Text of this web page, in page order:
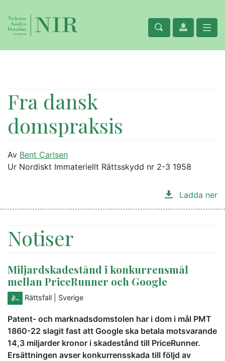
Fra dansk
domspraksis
Av Bent Carlsen
Ur Nordiskt Immateriellt Rättsskydd nr 2-3 1958
Ladda ner
Notiser
Miljardskadestånd i konkurrensmål
mellan PriceRunner och Google
Rättsfall | Sverige
Patent- och marknadsdomstolen har i dom i mål PMT
1860-22 slagit fast att Google ska betala motsvarande
14,3 miljarder kronor i skadestånd till PriceRunner.
Ersättningen avser konkurrensskada till följd av